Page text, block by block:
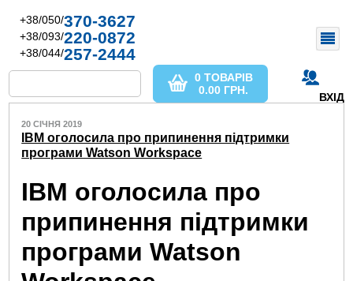
+38/050/370-3627
+38/093/220-0872
+38/044/257-2444
ВХІД
0 ТОВАРІВ
0.00 ГРН.
20 СІЧНЯ 2019
IBM оголосила про припинення підтримки
програми Watson Workspace
IBM оголосила про
припинення підтримки
програми Watson